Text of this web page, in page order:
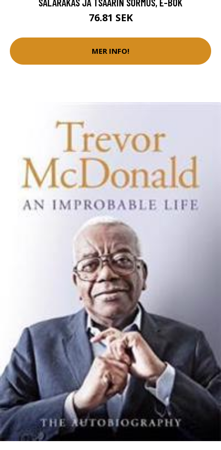
76.81 SEK
MER INFO!